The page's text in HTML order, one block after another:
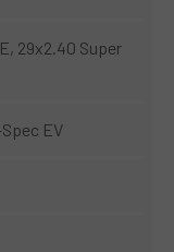
29x2.40 Super
EV